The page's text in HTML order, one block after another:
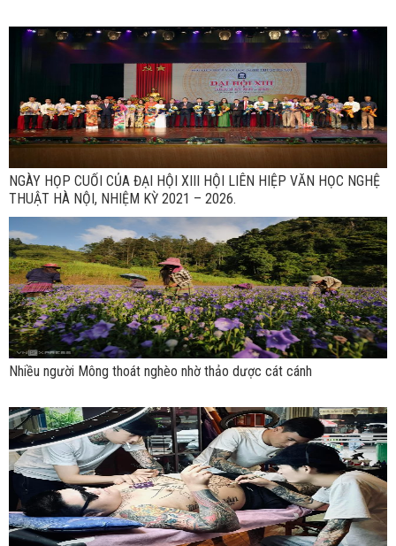
NGÀY HỌP CUỐI CỦA ĐẠI HỘI XIII HỘI LIÊN HIỆP VĂN HỌC NGHỆ
THUẬT HÀ NỘI, NHIỆM KỲ 2021 – 2026.
Nhiều người Mông thoát nghèo nhờ thảo dược cát cánh